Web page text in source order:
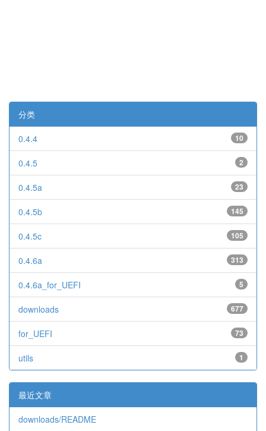
分类
10
0.4.4
2
0.4.5
23
0.4.5a
145
0.4.5b
105
0.4.5c
313
0.4.6a
5
0.4.6a_for_UEFI
677
downloads
73
for_UEFI
1
utils
最近文章
downloads/README